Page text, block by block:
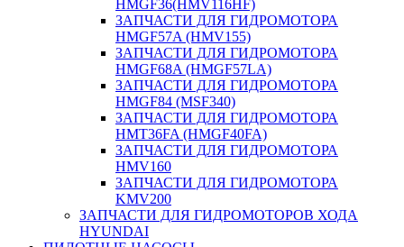
HMGF36(HMV116HF)
ЗАПЧАСТИ ДЛЯ ГИДРОМОТОРА
HMGF57A (HMV155)
ЗАПЧАСТИ ДЛЯ ГИДРОМОТОРА
HMGF68A (HMGF57LA)
ЗАПЧАСТИ ДЛЯ ГИДРОМОТОРА
HMGF84 (MSF340)
ЗАПЧАСТИ ДЛЯ ГИДРОМОТОРА
HMT36FA (HMGF40FA)
ЗАПЧАСТИ ДЛЯ ГИДРОМОТОРА
HMV160
ЗАПЧАСТИ ДЛЯ ГИДРОМОТОРА
KMV200
ЗАПЧАСТИ ДЛЯ ГИДРОМОТОРОВ ХОДА
HYUNDAI